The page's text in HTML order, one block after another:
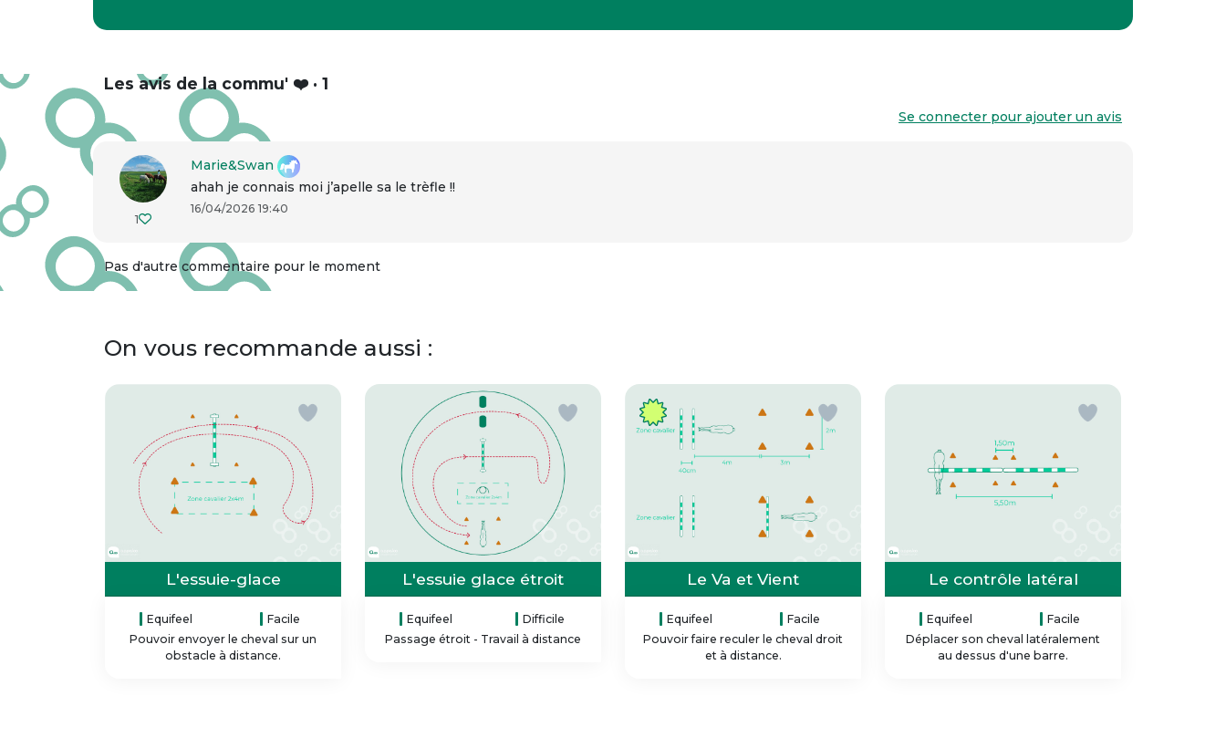
Les avis de la commu' ❤️ · 1
Se connecter pour ajouter un avis
1
Marie&Swan
ahah je connais moi j’apelle sa le trèfle !!
16/04/2026 19:40
Pas d'autre commentaire pour le moment
On vous recommande aussi :
L'essuie-glace
Equifeel
Facile
Pouvoir envoyer le cheval sur un
obstacle à distance.
L'essuie glace étroit
Equifeel
Difficile
Passage étroit - Travail à distance
Le Va et Vient
Equifeel
Facile
Pouvoir faire reculer le cheval droit
et à distance.
Le contrôle latéral
Equifeel
Facile
Déplacer son cheval latéralement
au dessus d'une barre.